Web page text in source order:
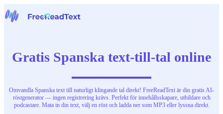
Verktyg
Kontakta oss
Gratis Spanska text-till-tal online
Omvandla Spanska text till naturligt klingande tal direkt! FreeReadText är din gratis AI-
röstgenerator — ingen registrering krävs. Perfekt för innehållsskapare, utbildare och
podcastare. Mata in din text, välj en röst och ladda ner som MP3 eller lyssna direkt.